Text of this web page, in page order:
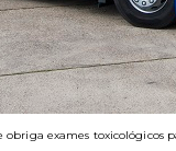
obriga exames toxicológicos